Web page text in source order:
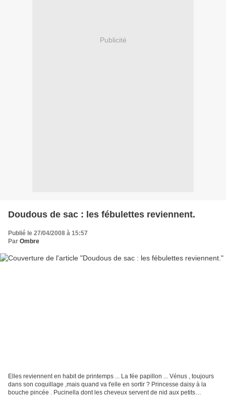
Publicité
Doudous de sac : les fébulettes reviennent.
Publié le 27/04/2008 à 15:57
Par Ombre
Elles reviennent en habit de printemps ... La fée papillon ... Vénus , toujours
dans son coquillage ,mais quand va t'elle en sortir ? Princesse daisy à la
bouche pincée . Pucinella dont les cheveux servent de nid aux petits